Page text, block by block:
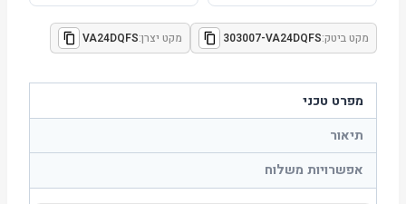
מקט ביטק:303007-VA24DQFS מקט יצרן:VA24DQFS
מפרט טכני
תיאור
אפשרויות משלוח